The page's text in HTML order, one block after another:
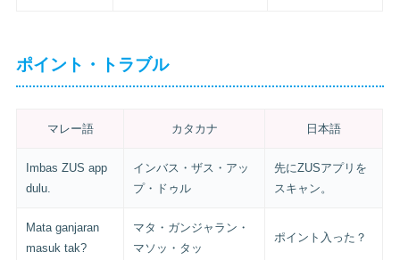
ポイント・トラブル
マレー語 カタカナ 日本語
Imbas ZUS app
dulu.
インバス・ザス・アッ
プ・ドゥル
先にZUSアプリを
スキャン。
Mata ganjaran
masuk tak?
マタ・ガンジャラン・
マソッ・タッ
ポイント入った？